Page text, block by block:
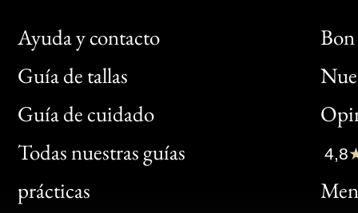
Ayuda y contacto
Guía de tallas
Guía de cuidado
Todas nuestras guías
prácticas
Bon
Clic
Bon
4,8